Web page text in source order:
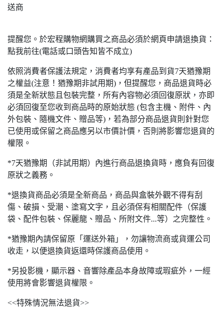
送商
提醒您。於宏程購物網購買之商品必須於網頁申請退換貨：
點我前往(電話或口頭告知皆不成立)
依照消費者保護法規定，消費者均享有產品到貨7天猶豫期
之權益(注意！猶豫期非試用期)，但提醒您，商品退貨時必
須是全新狀態且包裝完整，所有內容物必須回復原狀，亦即
必須回復至您收到商品時的原始狀態 (包含主機、附件、內
外包裝、隨機文件、贈品等)，若為部分商品退貨則針對您
已使用或保留之商品應另以市價計價，否則將影響您退貨的
權限。
*7天猶豫期（非試用期）內進行商品退換貨時，應負有回復
原狀之義務。
*退換貨商品必須是全新商品，商品與盒裝外觀不得有刮
傷、破損、受潮、塗寫文字，且必須保有相關配件（保護
袋、配件包裝、保麗龍、贈品、所附文件...等）之完整性。
*猶豫期內請保留原「運送外箱」，勿讓物流商或貨運公司
收走，以便退換貨返還時保護商品使用。
*另投影機，顯示器、音響除產品本身故障或瑕疵外，一經
使用將會影響退貨權限。
<<特殊情況無法退貨>>